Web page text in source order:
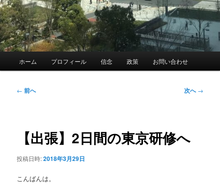
ホーム プロフィール 信念 政策 お問い合わせ
投
ョ
← 前へ 次へ→
【出張】2日間の東京研修へ
投稿日時:2018年3月29日
こんばんは。